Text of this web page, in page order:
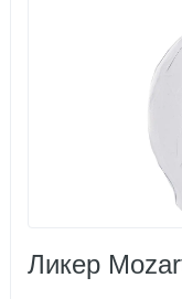
Ликер